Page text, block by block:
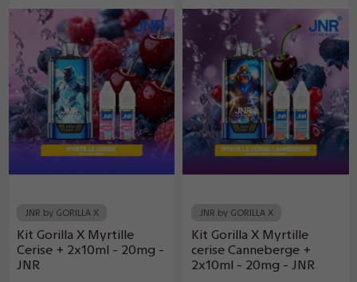
JNR by GORILLA X
Kit Gorilla X Myrtille
Cerise + 2x10ml - 20mg -
JNR
JNR by GORILLA X
Kit Gorilla X Myrtille
cerise Canneberge +
2x10ml - 20mg - JNR